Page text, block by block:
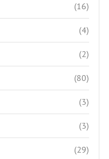
(16)
(4)
(2)
(80)
(3)
(3)
(29)